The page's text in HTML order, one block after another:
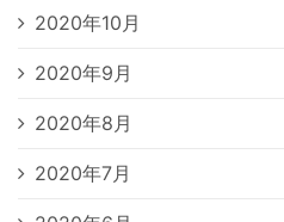
2020年10月
2020年9月
2020年8月
2020年7月